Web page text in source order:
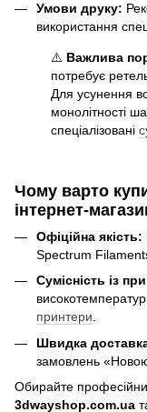
Умови друку:
використання
⚠️ Важлива
потребує
Для усунення
монолітності
спеціалізовані
Чому варто
інтернет-
Офіційна якість:
Spectrum
Сумісність із
принтери.
Швидка
замовлень
Обирайте
3dwayshop.com.ua